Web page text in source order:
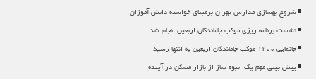
شروع بهسازی مدارس تهران برمبنای خواسته دانش آموزان
نشست برنامه ریزی موکب جاماندگان اربعین انجام شد
جانمایی ۱۲۰۰ موکب جاماندگان اربعین به انتها رسید
پیش بینی مهم یک انبوه ساز از بازار مسکن در آینده